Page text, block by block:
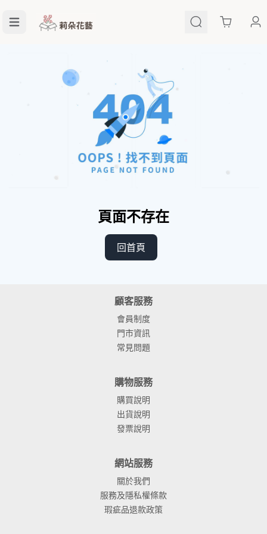
Cart
頁面不存在
回首頁
顧客服務
會員制度
門市資訊
常見問題
購物服務
購買說明
出貨說明
發票說明
網站服務
關於我們
服務及隱私權條款
瑕疵品退款政策